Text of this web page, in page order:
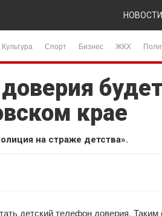
Культура Спорт Бизнес ЖКХ
крае
на страже детства».
детский телефон доверия. Таким